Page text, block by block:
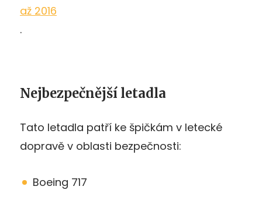
až 2016
.
Nejbezpečnější letadla
Tato letadla patří ke špičkám v letecké
dopravě v oblasti bezpečnosti:
Boeing 717